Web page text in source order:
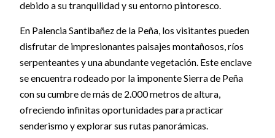
debido a su tranquilidad y su entorno pintoresco.
En Palencia Santibañez de la Peña, los visitantes pueden
disfrutar de impresionantes paisajes montañosos, ríos
serpenteantes y una abundante vegetación. Este enclave
se encuentra rodeado por la imponente Sierra de Peña
con su cumbre de más de 2.000 metros de altura,
ofreciendo infinitas oportunidades para practicar
senderismo y explorar sus rutas panorámicas.